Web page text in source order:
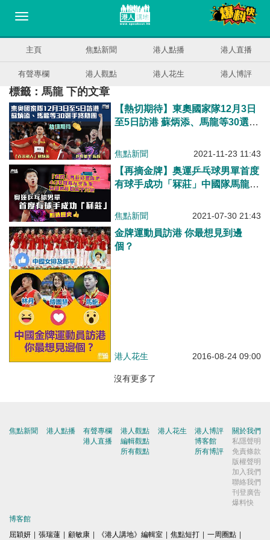
主頁 焦點新聞 港人點播 港人直播
有聲專欄 港人觀點 港人花生 港人博評
標籤：馬龍 下的文章
【熱切期待】東奧國家隊12月3日
至5日訪港 蘇炳添、馬龍等30選手
焦點新聞 2021-11-23 11:43
【再摘金牌】奥運乒乓球男單首度
有球手成功「冧莊」中國隊馬龍戰
焦點新聞 2021-07-30 21:43
金牌運動員訪港 你最想見到邊
個？
港人花生 2016-08-24 09:00
沒有更多了
焦點新聞 港人點播
有聲專欄
港人直播
港人觀點
編輯觀點
所有觀點
港人花生
港人博評
博客館
所有博評
關於我們
私隱聲明
免責條款
版權聲明
加入我們
聯絡我們
刊登廣告
爆料快
博客館
屈穎妍 | 張瑞蓮 | 顧敏康 | 《港人講地》編輯室 | 焦點短打 | 一周圈點 |